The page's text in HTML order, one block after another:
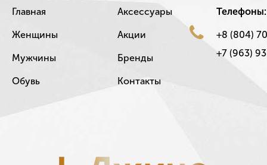
Главная
Женщины
Мужчины
Обувь
Аксессуары
Акции
Бренды
Контакты
Телефоны:
+8 (804)
+7 (963)